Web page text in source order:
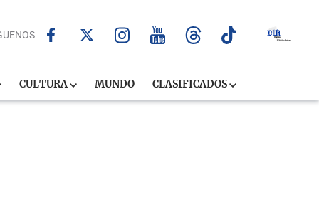
CULTURA MUNDO CLASIFICADOS